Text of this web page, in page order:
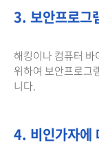
3. 보안프로그
해킹이나 컴퓨터 바
위하여 보안프로그
니다.
4. 비인가자에